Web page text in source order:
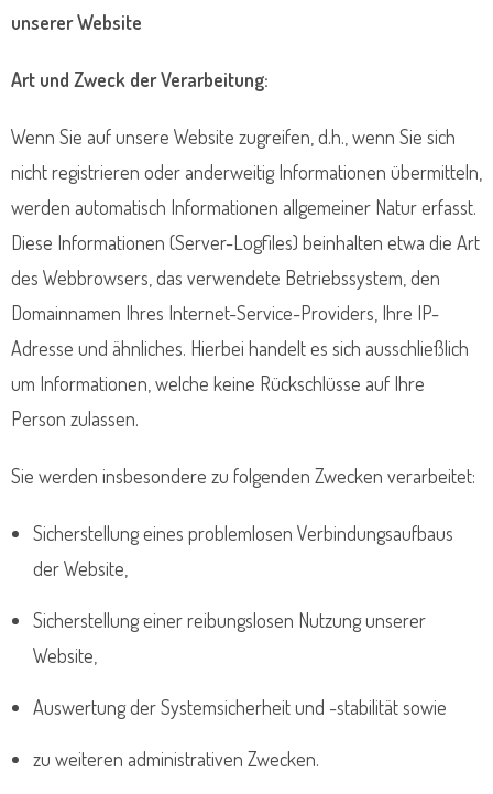
unserer Website
Art und Zweck der Verarbeitung:
Wenn Sie auf unsere Website zugreifen, d.h., wenn Sie sich
nicht registrieren oder anderweitig Informationen übermitteln,
werden automatisch Informationen allgemeiner Natur erfasst.
Diese Informationen (Server-Logfiles) beinhalten etwa die Art
des Webbrowsers, das verwendete Betriebssystem, den
Domainnamen Ihres Internet-Service-Providers, Ihre IP-
Adresse und ähnliches. Hierbei handelt es sich ausschließlich
um Informationen, welche keine Rückschlüsse auf Ihre
Person zulassen.
Sie werden insbesondere zu folgenden Zwecken verarbeitet:
Sicherstellung eines problemlosen Verbindungsaufbaus
der Website,
Sicherstellung einer reibungslosen Nutzung unserer
Website,
Auswertung der Systemsicherheit und -stabilität sowie
zu weiteren administrativen Zwecken.